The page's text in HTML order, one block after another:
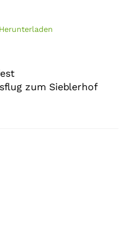
Herunterladen
zum Sieblerhof